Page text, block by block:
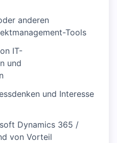
anderen
Tools
IT-
und
und Interesse
Dynamics 365 /
von Vorteil